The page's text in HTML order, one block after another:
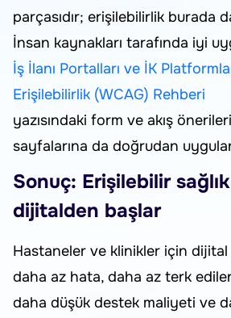
parçasıdır; erişilebilirlik burada
İnsan kaynakları tarafında iyi
İş İlanı Portalları ve İK
Erişilebilirlik (WCAG) Rehberi
yazısındaki form ve akış
sayfalarına da doğrudan
Sonuç: Erişilebilir
dijitalden başlar
Hastaneler ve klinikler için
daha az hata, daha az terk
daha düşük destek maliyeti ve